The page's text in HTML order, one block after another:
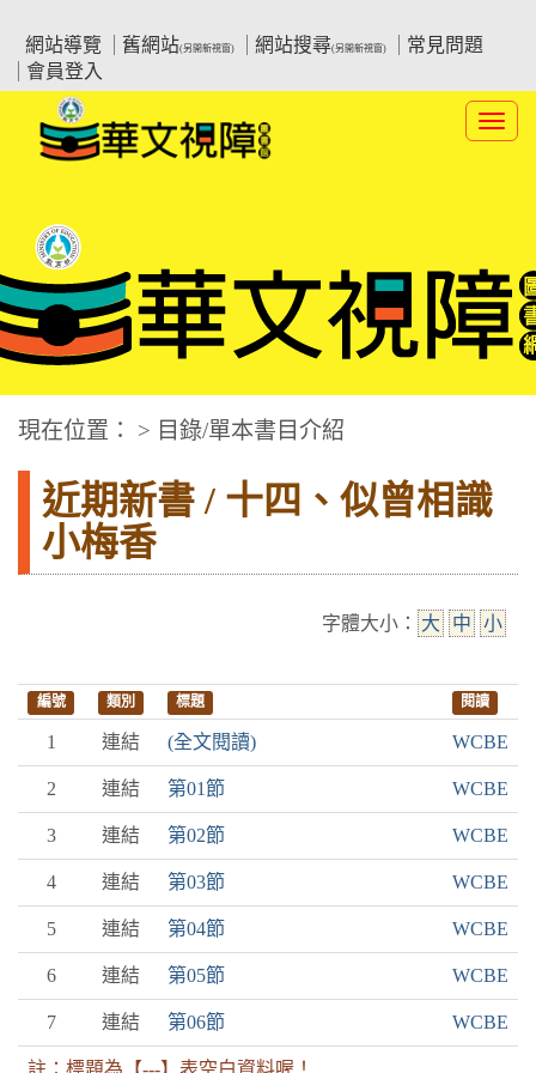
要
網站導覽
舊網站(另開新視窗) 網站搜尋(另開新視窗)
常見問題
會員登入
:::中央區塊
華文視障電子圖書網
現在位置： > 目錄/單本書目介紹
近期新書 / 十四、似曾相識
小梅香
字體大小： 大 中 小
編號 類別 標題 閱讀
1 連結 (全文閱讀) WCBE
2 連結 第01節 WCBE
3 連結 第02節 WCBE
4 連結 第03節 WCBE
5 連結 第04節 WCBE
6 連結 第05節 WCBE
7 連結 第06節 WCBE
註：標題為【---】表空白資料喔！